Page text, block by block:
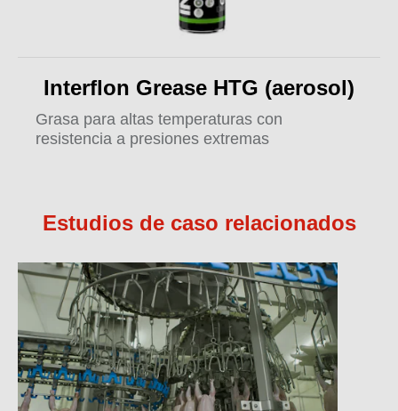
Interflon Grease HTG (aerosol)
Grasa para altas temperaturas con
resistencia a presiones extremas
Estudios de caso relacionados